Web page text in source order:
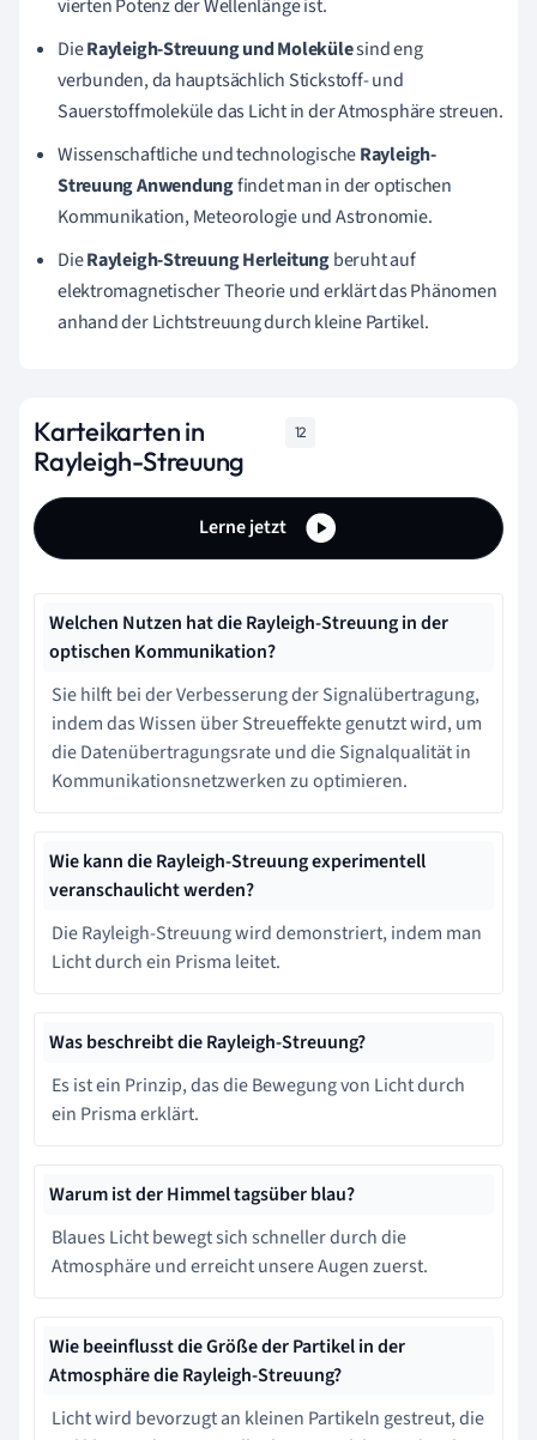
vierten Potenz der Wellenlänge ist.
DieRayleigh-Streuung und Molekülesind eng
verbunden, da hauptsächlich Stickstoff- und
Sauerstoffmoleküle das Licht in der Atmosphäre streuen.
Wissenschaftliche und technologischeRayleigh-
Streuung Anwendungfindet man in der optischen
Kommunikation, Meteorologie und Astronomie.
DieRayleigh-Streuung Herleitungberuht auf
elektromagnetischer Theorie und erklärt das Phänomen
anhand der Lichtstreuung durch kleine Partikel.
Karteikarten in
Rayleigh-Streuung
12
Lerne jetzt
Welchen Nutzen hat die Rayleigh-Streuung in der
optischen Kommunikation?
Sie hilft bei der Verbesserung der Signalübertragung,
indem das Wissen über Streueffekte genutzt wird, um
die Datenübertragungsrate und die Signalqualität in
Kommunikationsnetzwerken zu optimieren.
Wie kann die Rayleigh-Streuung experimentell
veranschaulicht werden?
Die Rayleigh-Streuung wird demonstriert, indem man
Licht durch ein Prisma leitet.
Was beschreibt die Rayleigh-Streuung?
Es ist ein Prinzip, das die Bewegung von Licht durch
ein Prisma erklärt.
Warum ist der Himmel tagsüber blau?
Blaues Licht bewegt sich schneller durch die
Atmosphäre und erreicht unsere Augen zuerst.
Wie beeinflusst die Größe der Partikel in der
Atmosphäre die Rayleigh-Streuung?
Licht wird bevorzugt an kleinen Partikeln gestreut, die